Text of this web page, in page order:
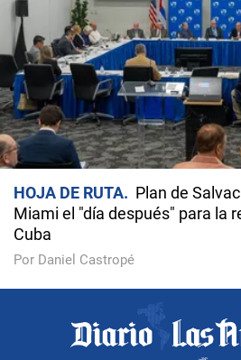
HOJA DE RUTA
Plan de
Miami el "día después" para la
Cuba
Por Daniel Castropé